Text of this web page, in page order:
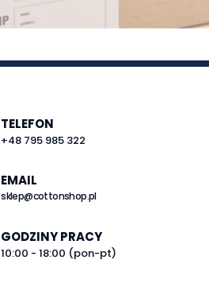
TELEFON
+48 795 985 322
EMAIL
sklep@cottonshop.pl
GODZINY PRACY
10:00 - 18:00 (pon-pt)